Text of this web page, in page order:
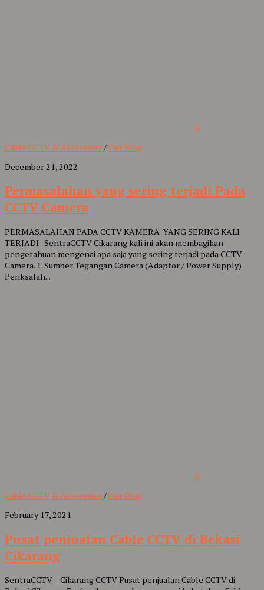
0
Cable CCTV & Accesories / Our Blog
December 21, 2022
Permasalahan yang sering terjadi Pada
CCTV Camera
PERMASALAHAN PADA CCTV KAMERA YANG SERING KALI
TERJADI SentraCCTV Cikarang kali ini akan membagikan
pengetahuan mengenai apa saja yang sering terjadi pada CCTV
Camera. 1. Sumber Tegangan Camera (Adaptor / Power Supply)
Periksalah...
0
Cable CCTV & Accesories / Our Blog
February 17, 2021
Pusat penjualan Cable CCTV di Bekasi
Cikarang
SentraCCTV – Cikarang CCTV Pusat penjualan Cable CCTV di